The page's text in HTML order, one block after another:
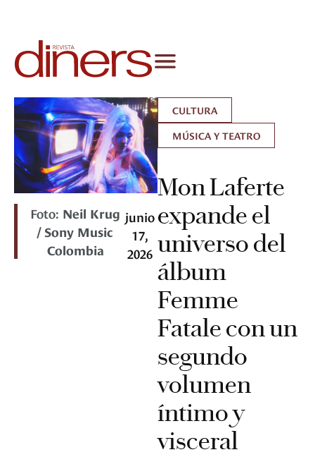
Foto: Neil Krug
/ Sony Music
Colombia
junio
17,
2026
CULTURA
MÚSICA Y TEATRO
Mon Laferte
expande el
universo del
álbum
Femme
Fatale con un
segundo
volumen
íntimo y
visceral